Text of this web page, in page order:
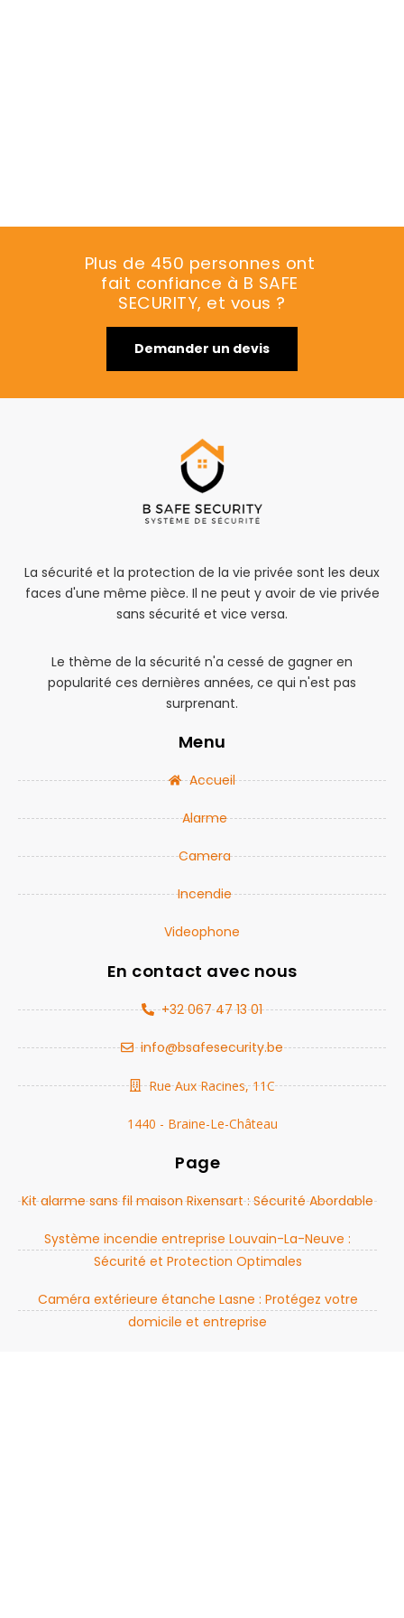
Plus de 450 personnes ont
fait confiance à B SAFE
SECURITY, et vous ?
Demander un devis
La sécurité et la protection de la vie privée sont les deux
faces d'une même pièce. Il ne peut y avoir de vie privée
sans sécurité et vice versa.
Le thème de la sécurité n'a cessé de gagner en
popularité ces dernières années, ce qui n'est pas
surprenant.
Menu
Accueil
Alarme
Camera
Incendie
Videophone
En contact avec nous
+32 067 47 13 01
info@bsafesecurity.be
Rue Aux Racines, 11C
1440 - Braine-Le-Château
Page
Kit alarme sans fil maison Rixensart : Sécurité Abordable
Système incendie entreprise Louvain-La-Neuve :
Sécurité et Protection Optimales
Caméra extérieure étanche Lasne : Protégez votre
domicile et entreprise